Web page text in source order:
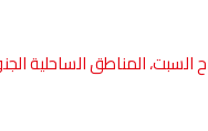
هذا العام صباح السبت، المناطق